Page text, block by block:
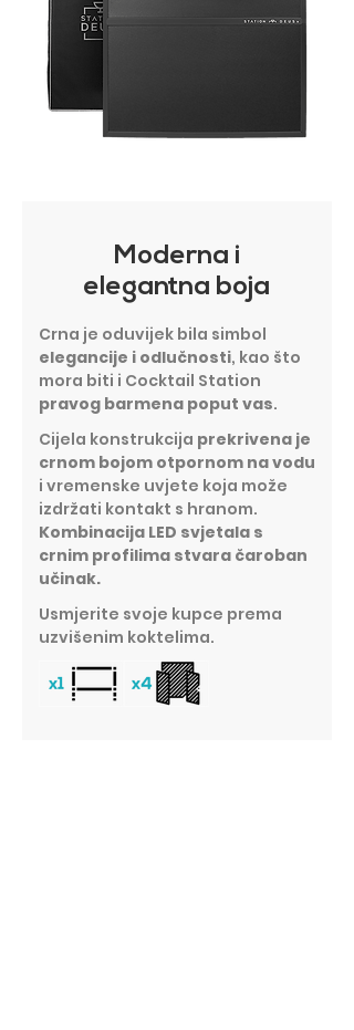
Moderna i
elegantna boja
Crna je oduvijek bila simbol
elegancije i odlučnosti, kao što
mora biti i Cocktail Station
pravog barmena poput vas.
Cijela konstrukcija prekrivena je
crnom bojom otpornom na vodu
i vremenske uvjete koja može
izdržati kontakt s hranom.
Kombinacija LED svjetala s
crnim profilima stvara čaroban
učinak.
Usmjerite svoje kupce prema
uzvišenim koktelima.